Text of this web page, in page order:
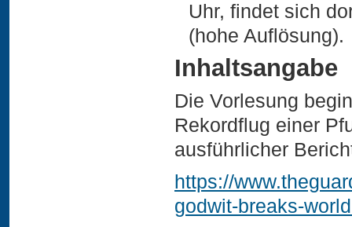
Uhr, findet sich
(hohe Auflösung).
Inhaltsangabe
Die Vorlesung
Rekordflug einer
ausführlicher
https://
godwit-breaks-